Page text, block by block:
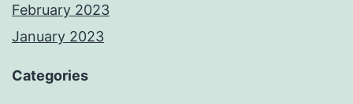
February 2023
January 2023
Categories